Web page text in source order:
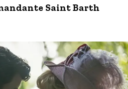
Saint Barth